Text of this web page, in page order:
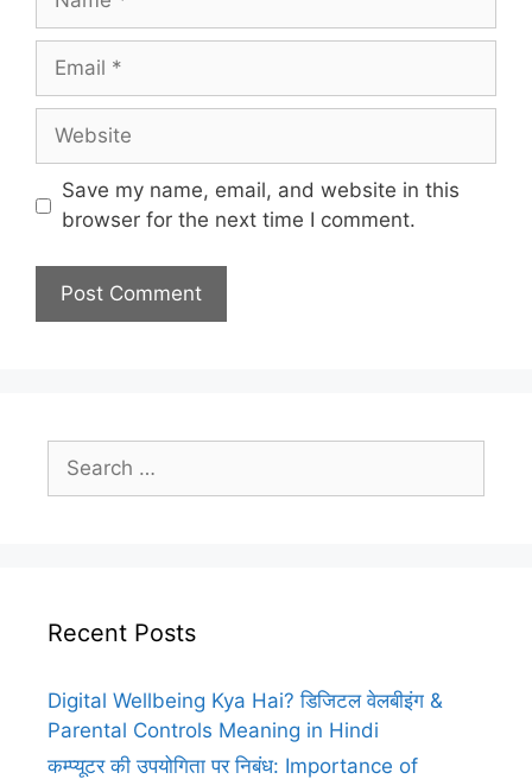
Email
Website
Save my name, email, and website in this
browser for the next time I comment.
for:
Recent Posts
Digital Wellbeing Kya Hai? डिजिटल वेलबीइंग &
Parental Controls Meaning in Hindi
कम्प्यूटर की उपयोगिता पर निबंध: Importance of